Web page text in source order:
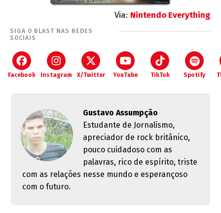
Via: Nintendo Everything
SIGA O BLAST NAS REDES
SOCIAIS
Facebook Instagram X/Twitter YouTube TikTok Spotify
Gustavo Assumpção
Estudante de Jornalismo,
apreciador de rock britânico,
pouco cuidadoso com as
palavras, rico de espírito, triste
com as relações nesse mundo e esperançoso
com o futuro.